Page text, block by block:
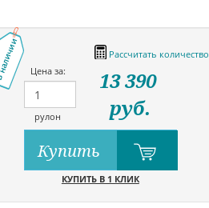
Рассчитать количество
Цена за:
рулон
13 390
руб.
Купить
КУПИТЬ В 1 КЛИК